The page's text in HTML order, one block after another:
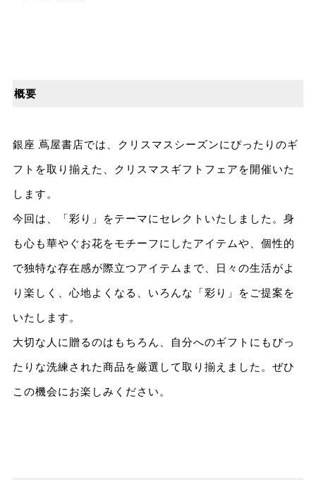
概要
銀座 蔦屋書店では、クリスマスシーズンにぴったりのギ
フトを取り揃えた、クリスマスギフトフェアを開催いた
します。
今回は、「彩り」をテーマにセレクトいたしました。⾝
も⼼も華やぐお花をモチーフにしたアイテムや、個性的
で独特な存在感が際⽴つアイテムまで、⽇々の⽣活がよ
り楽しく、⼼地よくなる、いろんな「彩り」をご提案を
いたします。
⼤切な⼈に贈るのはもちろん、⾃分へのギフトにもぴっ
たりな洗練された商品を厳選して取り揃えました。ぜひ
この機会にお楽しみください。